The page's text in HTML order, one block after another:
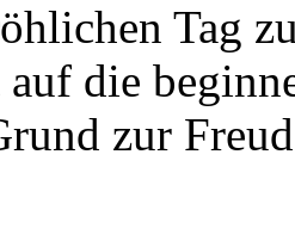
Tag
die
zur